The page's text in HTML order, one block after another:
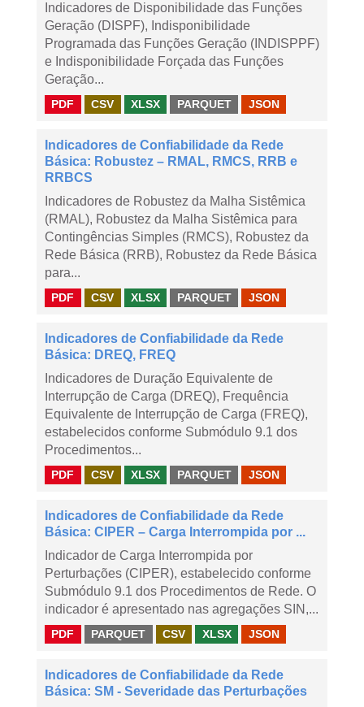
Indicadores de Disponibilidade das Funções
Geração (DISPF), Indisponibilidade
Programada das Funções Geração (INDISPPF)
e Indisponibilidade Forçada das Funções
Geração...
PDF CSV XLSX PARQUET JSON
Indicadores de Confiabilidade da Rede
Básica: Robustez – RMAL, RMCS, RRB e
RRBCS
Indicadores de Robustez da Malha Sistêmica
(RMAL), Robustez da Malha Sistêmica para
Contingências Simples (RMCS), Robustez da
Rede Básica (RRB), Robustez da Rede Básica
para...
PDF CSV XLSX PARQUET JSON
Indicadores de Confiabilidade da Rede
Básica: DREQ, FREQ
Indicadores de Duração Equivalente de
Interrupção de Carga (DREQ), Frequência
Equivalente de Interrupção de Carga (FREQ),
estabelecidos conforme Submódulo 9.1 dos
Procedimentos...
PDF CSV XLSX PARQUET JSON
Indicadores de Confiabilidade da Rede
Básica: CIPER – Carga Interrompida por ...
Indicador de Carga Interrompida por
Perturbações (CIPER), estabelecido conforme
Submódulo 9.1 dos Procedimentos de Rede. O
indicador é apresentado nas agregações SIN,...
PDF PARQUET CSV XLSX JSON
Indicadores de Confiabilidade da Rede
Básica: SM - Severidade das Perturbações